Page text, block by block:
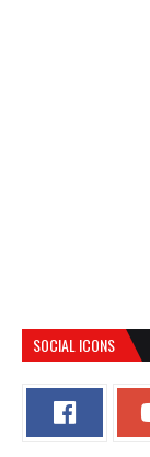
SOCIAL ICONS